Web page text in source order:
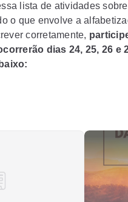
lista de atividades
o que envolve a
corretamente,
dias 24, 25, 26 e